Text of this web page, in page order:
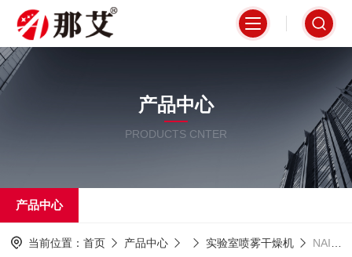
产品中心
PRODUCTS CNTER
产品中心
当前位置： 首页 产品中心 实验室喷雾干燥机 NAI-LSD1500Y实验室喷雾干燥机,引风+并流方式